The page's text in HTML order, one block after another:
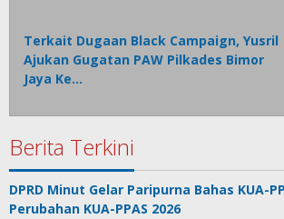
Terkait Dugaan Black Campaign, Yusril
Ajukan Gugatan PAW Pilkades Bimor
Jaya Ke…
Berita Terkini
DPRD Minut Gelar Paripurna Bahas KUA-
Perubahan KUA-PPAS 2026